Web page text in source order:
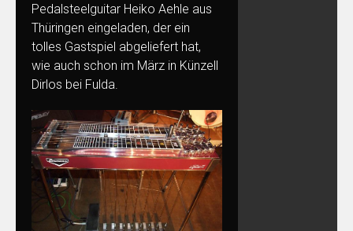
Pedalsteelguitar Heiko Aehle aus
Thüringen eingeladen, der ein
tolles Gastspiel abgeliefert hat,
wie auch schon im März in Künzell
Dirlos bei Fulda.